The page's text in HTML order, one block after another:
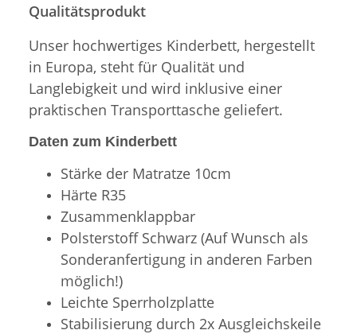
Qualitätsprodukt
Unser hochwertiges Kinderbett, hergestellt
in Europa, steht für Qualität und
Langlebigkeit und wird inklusive einer
praktischen Transporttasche geliefert.
Daten zum Kinderbett
Stärke der Matratze 10cm
Härte R35
Zusammenklappbar
Polsterstoff Schwarz (Auf Wunsch als
Sonderanfertigung in anderen Farben
möglich!)
Leichte Sperrholzplatte
Stabilisierung durch 2x Ausgleichskeile